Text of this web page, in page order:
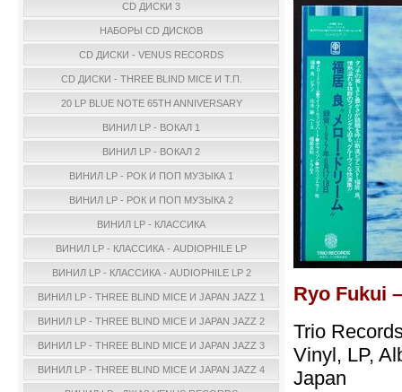
CD ДИСКИ 3
НАБОРЫ CD ДИСКОВ
CD ДИСКИ - VENUS RECORDS
CD ДИСКИ - THREE BLIND MICE И Т.П.
20 LP BLUE NOTE 65TH ANNIVERSARY
ВИНИЛ LP - ВОКАЛ 1
ВИНИЛ LP - ВОКАЛ 2
ВИНИЛ LP - РОК И ПОП МУЗЫКА 1
ВИНИЛ LP - РОК И ПОП МУЗЫКА 2
ВИНИЛ LP - КЛАССИКА
ВИНИЛ LP - КЛАССИКА - AUDIOPHILE LP
ВИНИЛ LP - КЛАССИКА - AUDIOPHILE LP 2
ВИНИЛ LP - THREE BLIND MICE И JAPAN JAZZ 1
ВИНИЛ LP - THREE BLIND MICE И JAPAN JAZZ 2
ВИНИЛ LP - THREE BLIND MICE И JAPAN JAZZ 3
ВИНИЛ LP - THREE BLIND MICE И JAPAN JAZZ 4
Ryo Fukui
Trio
Vinyl, LP,
Japan